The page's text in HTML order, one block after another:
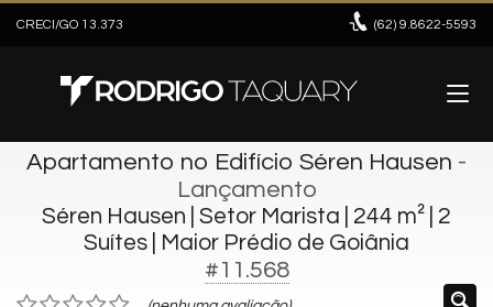
CRECI/GO 13.373 (62) 9.8622-5593
Apartamento no Edifício Séren Hausen -
Lançamento
Séren Hausen | Setor Marista | 244 m² | 2
Suítes | Maior Prédio de Goiânia
#11.568